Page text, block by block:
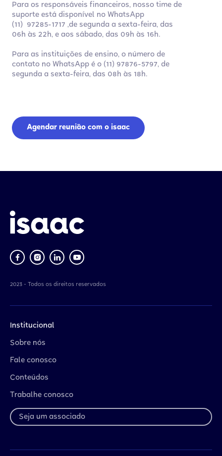
Para os responsáveis financeiros, nosso time de
suporte está disponível no WhatsApp
(11) 97285-1717 ,de segunda a sexta-feira, das
06h às 22h, e aos sábado, das 09h às 16h.
Para as instituições de ensino, o número de
contato no WhatsApp é o (11) 97876-5797, de
segunda a sexta-feira, das 08h às 18h.
Agendar reunião com o isaac
2023 - Todos os direitos reservados
Institucional
Sobre nós
Fale conosco
Conteúdos
Trabalhe conosco
Seja um associado